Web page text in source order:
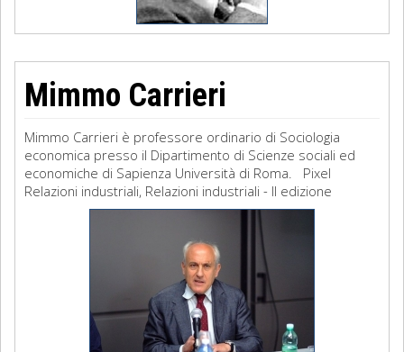
Mimmo Carrieri
Mimmo Carrieri è professore ordinario di Sociologia
economica presso il Dipartimento di Scienze sociali ed
economiche di Sapienza Università di Roma. Pixel
Relazioni industriali, Relazioni industriali - II edizione